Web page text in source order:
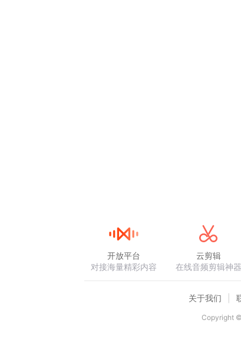
开放平台
对接海量精彩内容
云剪辑
在线音频剪辑神器
关于我们
Copyright